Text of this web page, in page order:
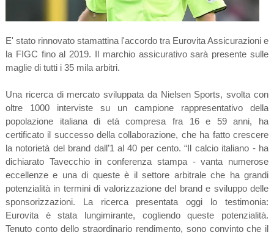
E' stato rinnovato stamattina l'accordo tra Eurovita Assicurazioni e
la FIGC fino al 2019. Il marchio assicurativo sarà presente sulle
maglie di tutti i 35 mila arbitri.
Una ricerca di mercato sviluppata da Nielsen Sports, svolta con
oltre 1000 interviste su un campione rappresentativo della
popolazione italiana di età compresa fra 16 e 59 anni, ha
certificato il successo della collaborazione, che ha fatto crescere
la notorietà del brand dall’1 al 40 per cento. “Il calcio italiano - ha
dichiarato Tavecchio in conferenza stampa - vanta numerose
eccellenze e una di queste è il settore arbitrale che ha grandi
potenzialità in termini di valorizzazione del brand e sviluppo delle
sponsorizzazioni. La ricerca presentata oggi lo testimonia:
Eurovita è stata lungimirante, cogliendo queste potenzialità.
Tenuto conto dello straordinario rendimento, sono convinto che il